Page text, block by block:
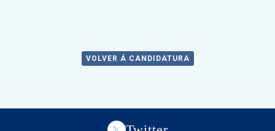
VOLVER Á CANDIDATURA